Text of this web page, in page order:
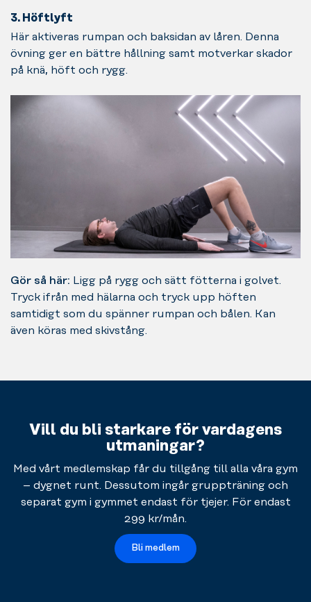
3. Höftlyft
Här aktiveras rumpan och baksidan av låren. Denna
övning ger en bättre hållning samt motverkar skador
på knä, höft och rygg.
Gör så här: Ligg på rygg och sätt fötterna i golvet.
Tryck ifrån med hälarna och tryck upp höften
samtidigt som du spänner rumpan och bålen. Kan
även köras med skivstång.
Vill du bli starkare för vardagens
utmaningar?
Med vårt medlemskap får du tillgång till alla våra gym
– dygnet runt. Dessutom ingår gruppträning och
separat gym i gymmet endast för tjejer. För endast
299 kr/mån.
Bli medlem